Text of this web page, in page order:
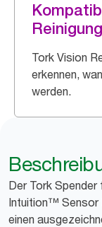
Reinigung
Tork Vision
erkennen,
werden.
Der Tork
Intuition™ Sensor
einen